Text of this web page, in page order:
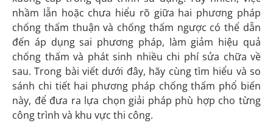
nhầm lẫn hoặc chưa hiểu rõ giữa hai phương pháp
chống thấm thuận và chống thấm ngược có thể dẫn
đến áp dụng sai phương pháp, làm giảm hiệu quả
chống thấm và phát sinh nhiều chi phí sửa chữa về
sau. Trong bài viết dưới đây, hãy cùng tìm hiểu và so
sánh chi tiết hai phương pháp chống thấm phổ biến
này, để đưa ra lựa chọn giải pháp phù hợp cho từng
công trình và khu vực thi công.